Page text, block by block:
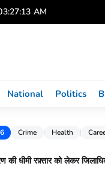
AM
National Politics
Crime Health
की धीमी रफ़्तार को लेकर